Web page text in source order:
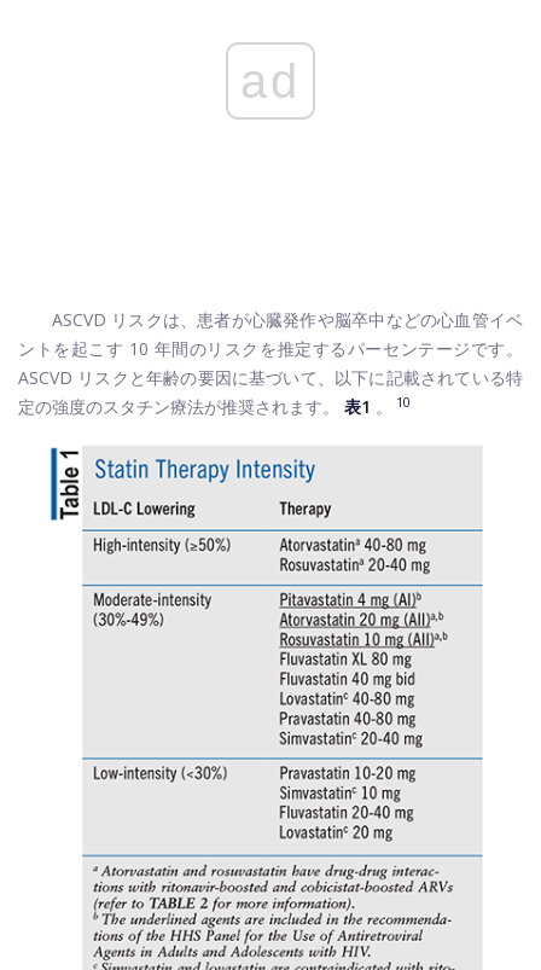
ad
ASCVD リスクは、患者が心臓発作や脳卒中などの心血管イベ
ントを起こす 10 年間のリスクを推定するパーセンテージです。
ASCVD リスクと年齢の要因に基づいて、以下に記載されている特
定の強度のスタチン療法が推奨されます。 表1 。 10